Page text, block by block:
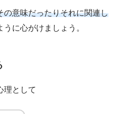
の意味だったりそれに関連し
うに心がけましょう。
理として